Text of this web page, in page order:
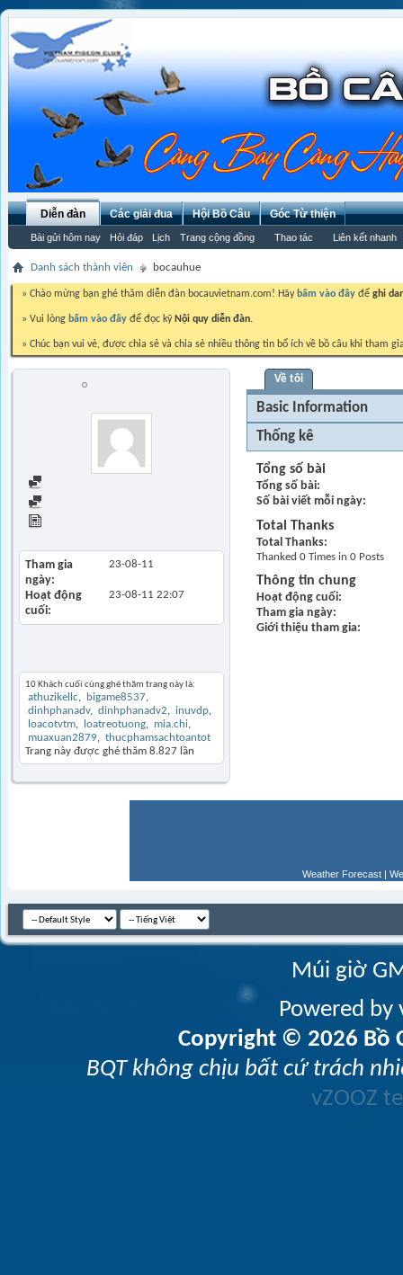
Diễn đàn
Bài gửi hôm nay Hỏi đáp Lịch Trang cộng đồng Thao tác Liên kết nhanh
Các giải đua Hội Bồ Câu Góc Từ thiện
Danh sách thành viên bocauhue
» Chào mừng bạn ghé thăm diễn đàn bocauvietnam.com! Hãy bấm vào đây để ghi
» Vui lòng bấm vào đây để đọc kỹ Nội quy diễn đàn.
» Chúc bạn vui vẻ, được chia sẻ và chia sẻ nhiều thông tin bổ ích về bồ câu khi tham
Tham gia
ngày
23-08-11
Hoạt động
cuối
23-08-11 22:07
10 Khách cuối cùng ghé thăm trang này là:
athuzikellc
bigame8537
dinhphanadv
dinhphanadv2
inuvdp
loacotvtm
loatreotuong
mia.chi
muaxuan2879
thucphamsachtoantot
Trang này được ghé thăm 8.827 lần
Về tôi
Basic Information
Thống kê
Tổng số bài
Tổng số bài
Số bài viết mỗi ngày
Total Thanks
Total Thanks
Thanked 0 Times in 0 Posts
Thông tin chung
Hoạt động cuối
Tham gia ngày
Giới thiệu tham gia
Weather Forecast |
Múi giờ
Powered
Copyright © 2026 Bồ
BQT không chịu bất cứ trách
vZOOZ